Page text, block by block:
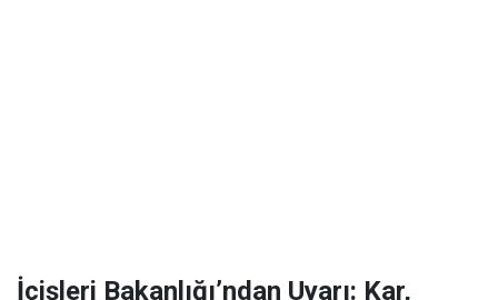
İçişleri Bakanlığı’ndan Uyarı: Kar,